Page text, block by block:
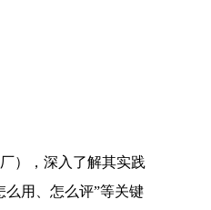
），深入了解其实践
用、怎么评”等关键